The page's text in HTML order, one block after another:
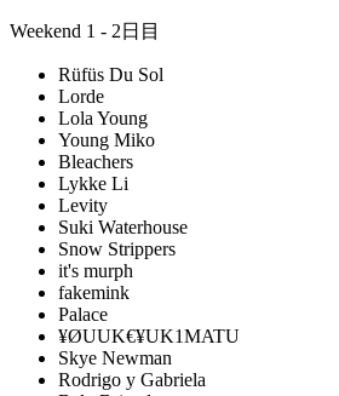
Weekend 1 - 2日目
Rüfüs Du Sol
Lorde
Lola Young
Young Miko
Bleachers
Lykke Li
Levity
Suki Waterhouse
Snow Strippers
it's murph
fakemink
Palace
¥ØUUK€¥UK1MATU
Skye Newman
Rodrigo y Gabriela